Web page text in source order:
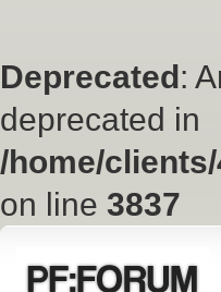
Deprecated:
deprecated in
/home/
on line 3837